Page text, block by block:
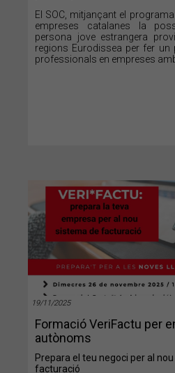
El SOC, mitjançant el
empreses catalanes la
persona jove estrangera
regions Eurodissea per fer un
professionals en empreses
19/11/2025
Formació VeriFactu per
autònoms
Prepara el teu negoci per al
facturació